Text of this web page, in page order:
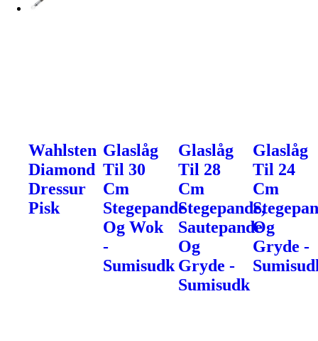
Wahlsten
Diamond
Dressur
Pisk
Glaslåg
Til 30
Cm
Stegepande
Og Wok
-
Sumisudk
Glaslåg
Til 28
Cm
Stegepande,
Sautepande
Og
Gryde -
Sumisudk
Glaslåg
Til 24
Cm
Og
Gryde -